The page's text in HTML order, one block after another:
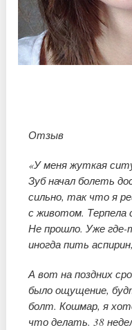
Отзыв
«У меня жуткая
Зуб начал болеть
сильно, так что я
с животом. Терпела
Не прошло. Уже где-
иногда пить
А вот на поздних
было ощущение,
болт. Кошмар, я
что делать. 38